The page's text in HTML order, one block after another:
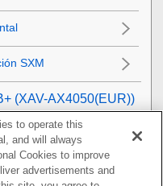
SXM
(XAV-AX4050(EUR))
to operate this
and will always
Cookies to improve
advertisements and